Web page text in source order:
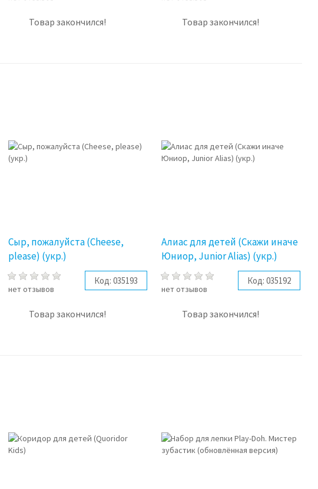
Товар закончился! Товар закончился!
Сыр, пожалуйста (Cheese,
please) (укр.)
нет отзывов
Код: 035193
Товар закончился!
Алиас для детей (Скажи иначе
Юниор, Junior Alias) (укр.)
нет отзывов
Код: 035192
Товар закончился!